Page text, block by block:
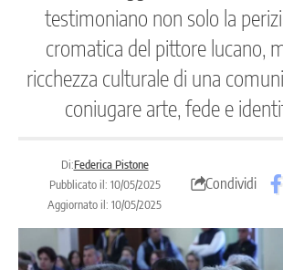
testimoniano non solo la
cromatica del pittore lucano,
ricchezza culturale di una
coniugare arte, fede e
Di:Federica Pistone
Pubblicato il: 10/05/2025
Aggiornato il: 10/05/2025
Condividi